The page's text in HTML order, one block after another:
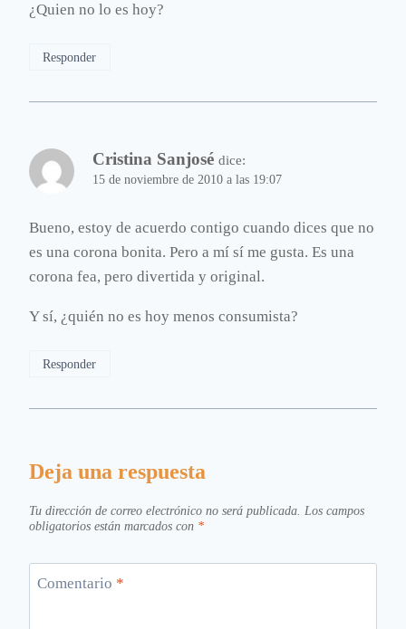
¿Quien no lo es hoy?
Responder
Cristina Sanjosé dice:
15 de noviembre de 2010 a las 19:07
Bueno, estoy de acuerdo contigo cuando dices que no
es una corona bonita. Pero a mí sí me gusta. Es una
corona fea, pero divertida y original.
Y sí, ¿quién no es hoy menos consumista?
Responder
Deja una respuesta
Tu dirección de correo electrónico no será publicada. Los campos
obligatorios están marcados con *
Comentario *